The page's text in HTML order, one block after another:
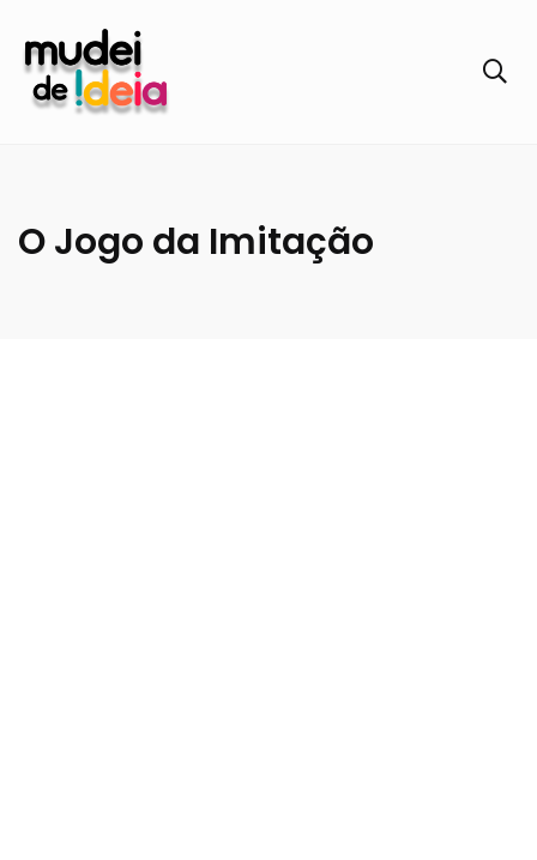
O Jogo da Imitação